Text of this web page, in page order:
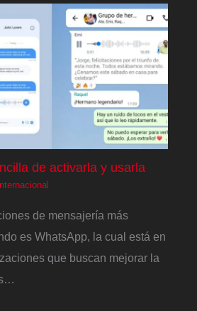
de activarla y usarla
Internacional
de mensajería más
es WhatsApp, la cual está en
que buscan mejorar la